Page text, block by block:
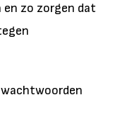
en zo zorgen dat